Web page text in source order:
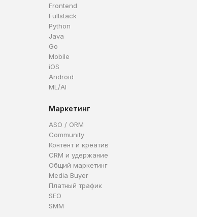
Frontend
Fullstack
Python
Java
Go
Mobile
iOS
Android
ML/AI
Маркетинг
ASO / ORM
Community
Контент и креатив
CRM и удержание
Общий маркетинг
Media Buyer
Платный трафик
SEO
SMM